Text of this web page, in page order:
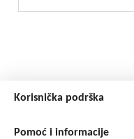
Korisnička podrška
Pomoć i informacije